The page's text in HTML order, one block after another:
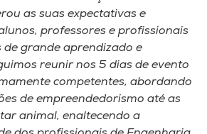
as suas expectativas e
professores e profissionais
grande aprendizado e
reunir nos 5 dias de evento
competentes, abordando
de empreendedorismo até as
animal, enaltecendo a